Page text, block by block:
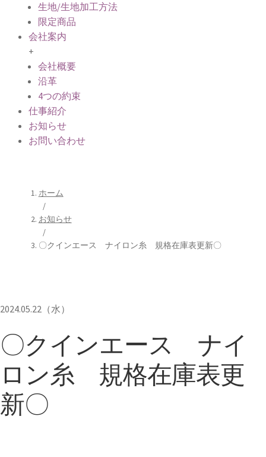
生地/生地加工方法
限定商品
会社案内
+
会社概要
沿革
4つの約束
仕事紹介
お知らせ
お問い合わせ
ホーム
/
お知らせ
/
〇クインエース ナイロン糸 規格在庫表更新〇
2024.05.22（水）
〇クインエース ナイ
ロン糸 規格在庫表更
新〇